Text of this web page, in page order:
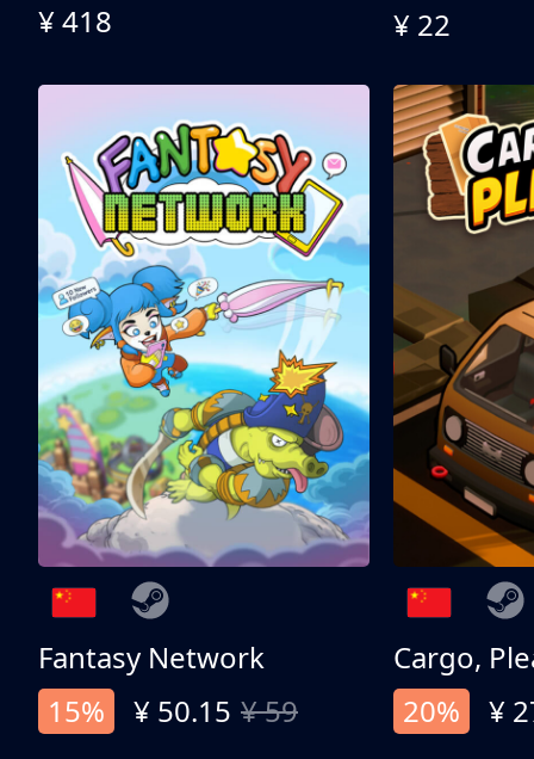
¥ 418
¥ 22
Fantasy Network
15%
¥ 50.15 ¥ 59
Cargo,
20%
¥